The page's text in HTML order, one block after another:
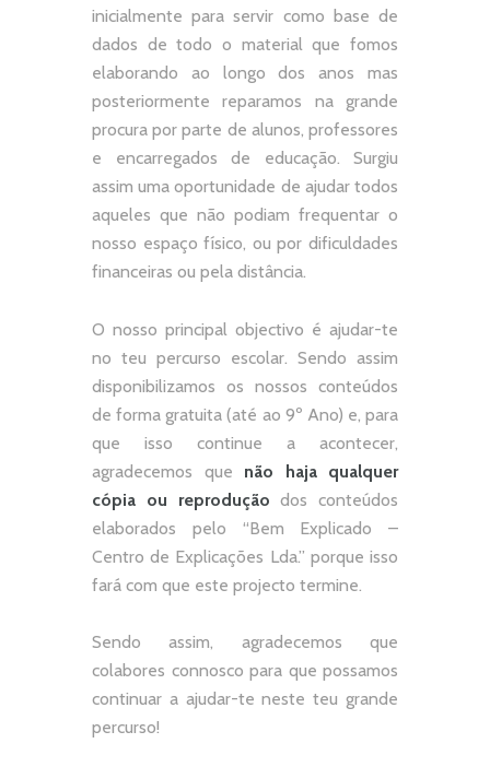
inicialmente para servir como base de
dados de todo o material que fomos
elaborando ao longo dos anos mas
posteriormente reparamos na grande
procura por parte de alunos, professores
e encarregados de educação. Surgiu
assim uma oportunidade de ajudar todos
aqueles que não podiam frequentar o
nosso espaço físico, ou por dificuldades
financeiras ou pela distância.
O nosso principal objectivo é ajudar-te
no teu percurso escolar. Sendo assim
disponibilizamos os nossos conteúdos
de forma gratuita (até ao 9º Ano) e, para
que isso continue a acontecer,
agradecemos que não
haja qualquer
cópia ou reprodução dos conteúdos
elaborados pelo “Bem Explicado –
Centro de Explicações Lda.” porque isso
fará com que este projecto termine.
Sendo assim, agradecemos que
colabores connosco para que possamos
continuar a ajudar-te neste teu grande
percurso!